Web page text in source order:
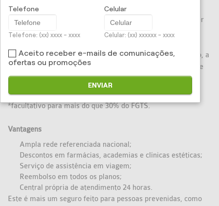
A contratação do Seguro Odontológico Empresarial pode ser
compulsória, quando todos os funcionários são incluídos no
interessados optam pela contratação do seguro. Nesse caso, a
empresa poderá realizar o desconto diretamente na folha de
pagamento deles.
*facultativo para mais do que 30% do FGTS.
Vantagens
Ampla rede referenciada nacional;
Descontos em farmácias, academias e clínicas estéticas;
Serviço de assistência em viagem;
Reembolso em todos os planos;
Central própria de atendimento 24 horas.
Este é mais um seguro feito para pessoas prevenidas, como
Telefone
Telefone: (xx) xxxx - xxxx
Celular
Celular: (xx) xxxxxx - xxxx
Aceito receber e-mails de comunicações,
ofertas ou promoções
ENVIAR